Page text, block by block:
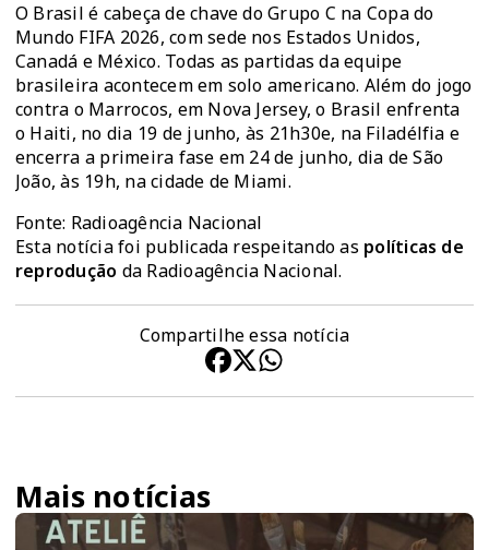
O Brasil é cabeça de chave do Grupo C na Copa do
Mundo FIFA 2026, com sede nos Estados Unidos,
Canadá e México. Todas as partidas da equipe
brasileira acontecem em solo americano. Além do jogo
contra o Marrocos, em Nova Jersey, o Brasil enfrenta
o Haiti, no dia 19 de junho, às 21h30e, na Filadélfia e
encerra a primeira fase em 24 de junho, dia de São
João, às 19h, na cidade de Miami.
Fonte: Radioagência Nacional
Esta notícia foi publicada respeitando as políticas de
reprodução da Radioagência Nacional.
Compartilhe essa notícia
Mais notícias